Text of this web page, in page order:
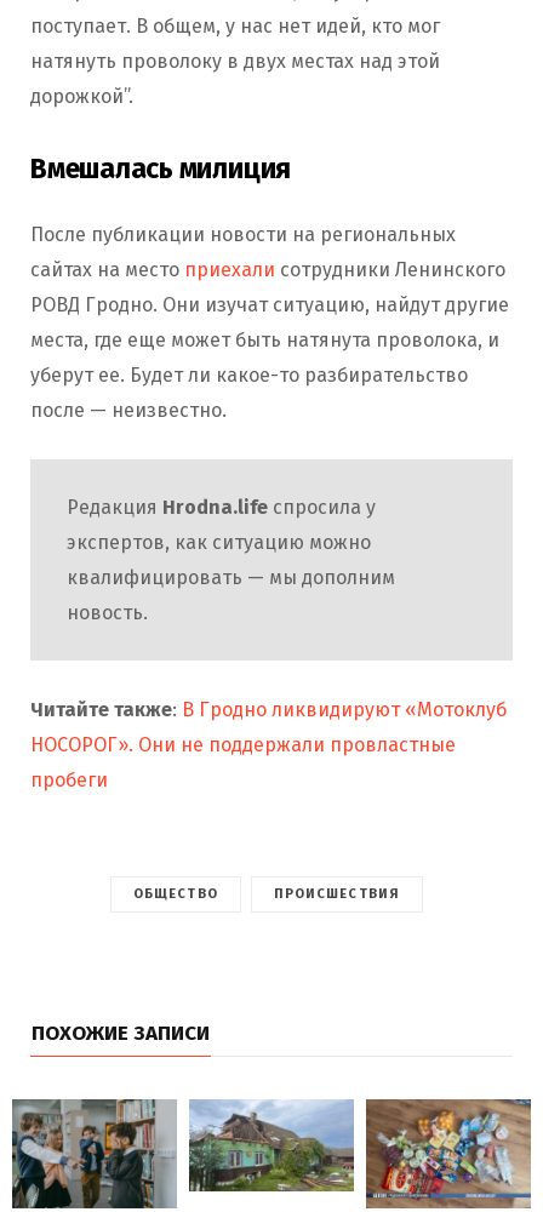
поступает. В общем, у нас нет идей, кто мог
натянуть проволоку в двух местах над этой
дорожкой”.
Вмешалась милиция
После публикации новости на региональных
сайтах на место приехали сотрудники Ленинского
РОВД Гродно. Они изучат ситуацию, найдут другие
места, где еще может быть натянута проволока, и
уберут ее. Будет ли какое-то разбирательство
после — неизвестно.
Редакция Hrodna.life спросила у
экспертов, как ситуацию можно
квалифицировать — мы дополним
новость.
Читайте также: В Гродно ликвидируют «Мотоклуб
НОСОРОГ». Они не поддержали провластные
пробеги
ОБЩЕСТВО ПРОИСШЕСТВИЯ
ПОХОЖИЕ ЗАПИСИ